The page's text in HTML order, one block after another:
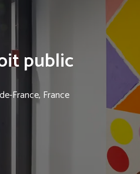
public
France, France